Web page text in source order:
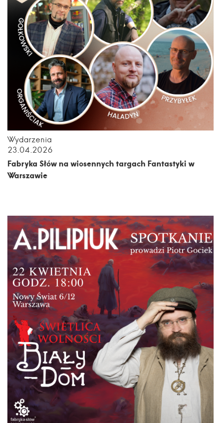
Wydarzenia
23.04.2026
Fabryka Słów na wiosennych targach Fantastyki w
Warszawie